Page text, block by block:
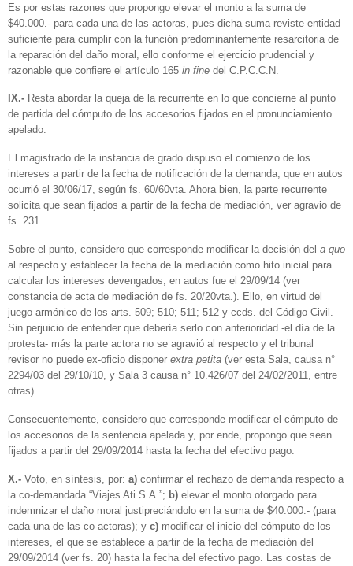
Es por estas razones que propongo elevar el monto a la suma de
$40.000.- para cada una de las actoras, pues dicha suma reviste entidad
suficiente para cumplir con la función predominantemente resarcitoria de
la reparación del daño moral, ello conforme el ejercicio prudencial y
razonable que confiere el artículo 165 in fine del C.P.C.C.N.
IX.- Resta abordar la queja de la recurrente en lo que concierne al punto
de partida del cómputo de los accesorios fijados en el pronunciamiento
apelado.
El magistrado de la instancia de grado dispuso el comienzo de los
intereses a partir de la fecha de notificación de la demanda, que en autos
ocurrió el 30/06/17, según fs. 60/60vta. Ahora bien, la parte recurrente
solicita que sean fijados a partir de la fecha de mediación, ver agravio de
fs. 231.
Sobre el punto, considero que corresponde modificar la decisión del a quo
al respecto y establecer la fecha de la mediación como hito inicial para
calcular los intereses devengados, en autos fue el 29/09/14 (ver
constancia de acta de mediación de fs. 20/20vta.). Ello, en virtud del
juego armónico de los arts. 509; 510; 511; 512 y ccds. del Código Civil.
Sin perjuicio de entender que debería serlo con anterioridad -el día de la
protesta- más la parte actora no se agravió al respecto y el tribunal
revisor no puede ex-oficio disponer extra petita (ver esta Sala, causa n°
2294/03 del 29/10/10, y Sala 3 causa n° 10.426/07 del 24/02/2011, entre
otras).
Consecuentemente, considero que corresponde modificar el cómputo de
los accesorios de la sentencia apelada y, por ende, propongo que sean
fijados a partir del 29/09/2014 hasta la fecha del efectivo pago.
X.- Voto, en síntesis, por: a) confirmar el rechazo de demanda respecto a
la co-demandada “Viajes Ati S.A.”; b) elevar el monto otorgado para
indemnizar el daño moral justipreciándolo en la suma de $40.000.- (para
cada una de las co-actoras); y c) modificar el inicio del cómputo de los
intereses, el que se establece a partir de la fecha de mediación del
29/09/2014 (ver fs. 20) hasta la fecha del efectivo pago. Las costas de